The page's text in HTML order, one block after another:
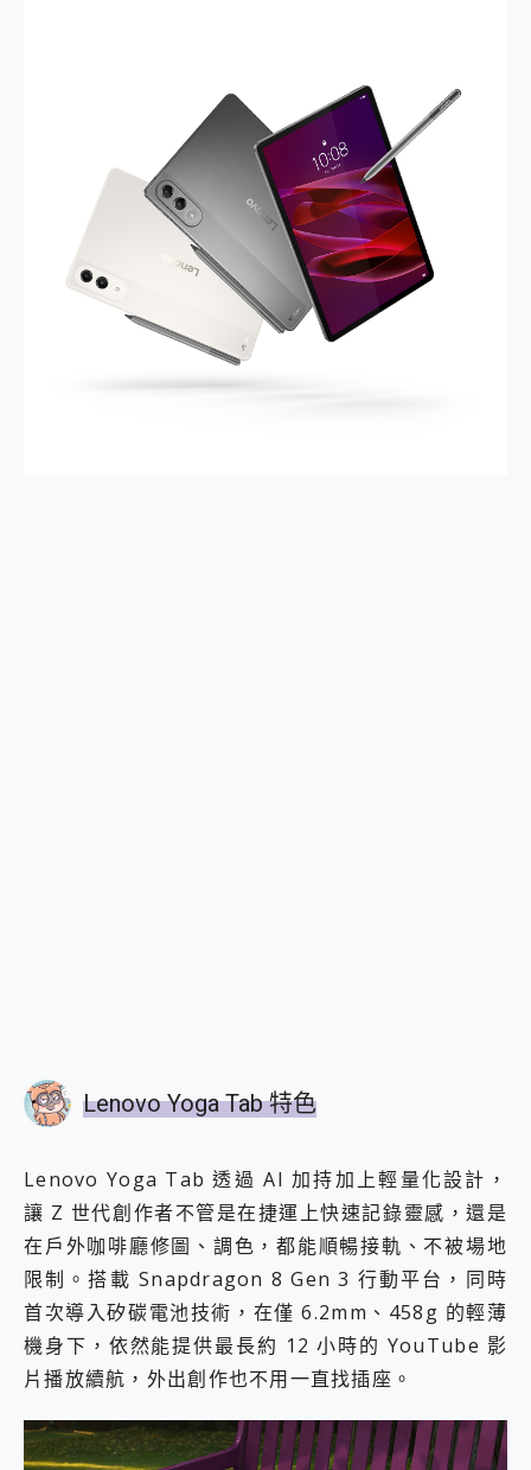
Motorola edge 70 pro 及 moto g37 power上市，登錄在送飛利浦氣炸鍋
近八千元的 Soundcore Liberty 5 Pro Max，有螢幕的耳機會是智商稅嗎?
ASUS Pad 全面應援 Me Time，加碼愛奇藝黃金雙周卡體驗，專案價最低 NT$0 起
榮耀 HONOR 600 Pro x MOLLY Limited Edition 限量版開賣，攜手味全龍進駐大巨蛋萬人盛典
Lenovo Yoga Tab 特色
Lenovo Yoga Tab 透過 AI 加持加上輕量化設計，
讓 Z 世代創作者不管是在捷運上快速記錄靈感，還是
在戶外咖啡廳修圖、調色，都能順暢接軌、不被場地
限制。搭載 Snapdragon 8 Gen 3 行動平台，同時
首次導入矽碳電池技術，在僅 6.2mm、458g 的輕薄
機身下，依然能提供最長約 12 小時的 YouTube 影
片播放續航，外出創作也不用一直找插座。